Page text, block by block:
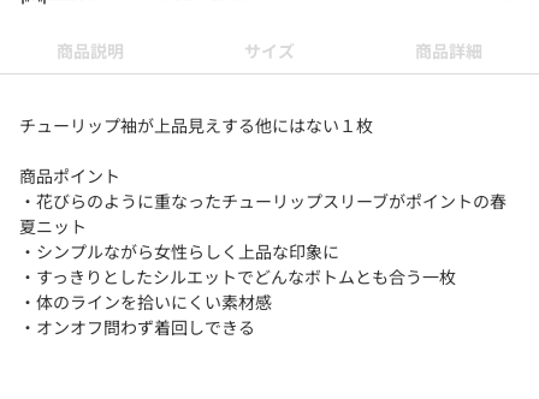
商品説明 サイズ 商品詳細
チューリップ袖が上品見えする他にはない１枚
商品ポイント
・花びらのように重なったチューリップスリーブがポイントの春
夏ニット
・シンプルながら女性らしく上品な印象に
・すっきりとしたシルエットでどんなボトムとも合う一枚
・体のラインを拾いにくい素材感
・オンオフ問わず着回しできる